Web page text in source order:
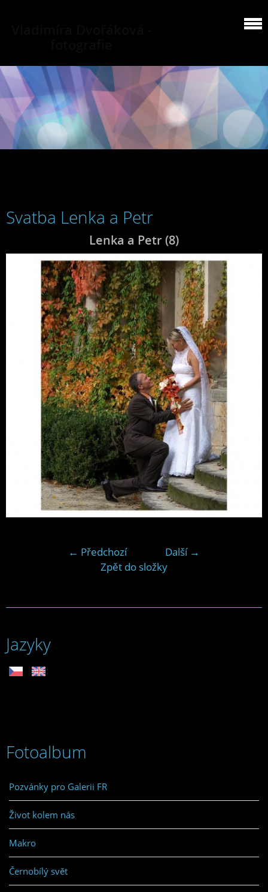
Svatba Lenka a Petr
Lenka a Petr (8)
← Předchozí
Další →
Zpět do složky
Jazyky
Fotoalbum
Pozvánky pro Galerii FR
Život kolem nás
Makro
Černobílý svět